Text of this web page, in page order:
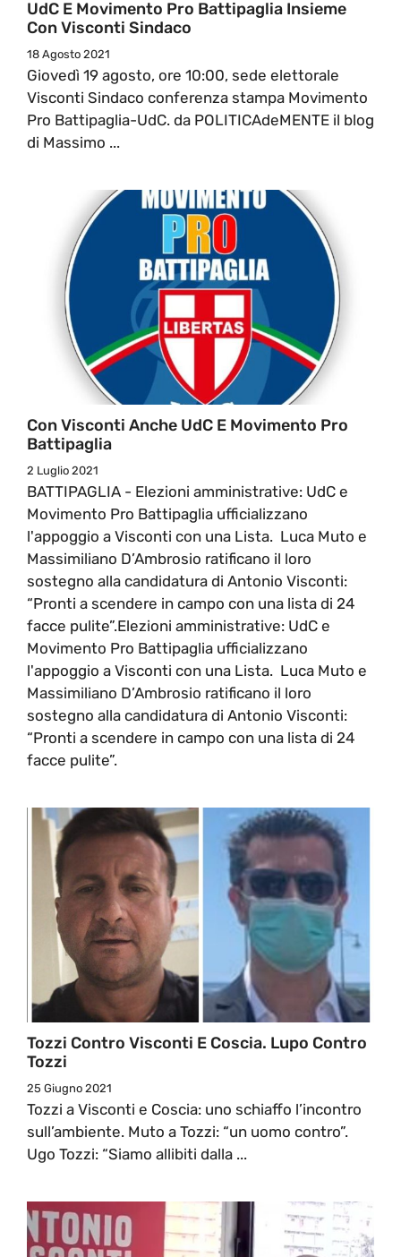
UdC E Movimento Pro Battipaglia Insieme
Con Visconti Sindaco
18 Agosto 2021
Giovedì 19 agosto, ore 10:00, sede elettorale
Visconti Sindaco conferenza stampa Movimento
Pro Battipaglia-UdC. da POLITICAdeMENTE il blog
di Massimo ...
Con Visconti Anche UdC E Movimento Pro
Battipaglia
2 Luglio 2021
BATTIPAGLIA - Elezioni amministrative: UdC e
Movimento Pro Battipaglia ufficializzano
l'appoggio a Visconti con una Lista. Luca Muto e
Massimiliano D’Ambrosio ratificano il loro
sostegno alla candidatura di Antonio Visconti:
“Pronti a scendere in campo con una lista di 24
facce pulite”.Elezioni amministrative: UdC e
Movimento Pro Battipaglia ufficializzano
l'appoggio a Visconti con una Lista. Luca Muto e
Massimiliano D’Ambrosio ratificano il loro
sostegno alla candidatura di Antonio Visconti:
“Pronti a scendere in campo con una lista di 24
facce pulite”.
Tozzi Contro Visconti E Coscia. Lupo Contro
Tozzi
25 Giugno 2021
Tozzi a Visconti e Coscia: uno schiaffo l’incontro
sull’ambiente. Muto a Tozzi: “un uomo contro”.
Ugo Tozzi: “Siamo allibiti dalla ...